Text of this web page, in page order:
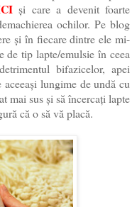
și care a devenit foarte
ochilor. Pe blog
și în fiecare dintre ele mi-
de tip lapte/emulsie în ceea
bifazicelor, apei
lungime de undă cu
mai sus și să încercați lapte
că o să vă placă.